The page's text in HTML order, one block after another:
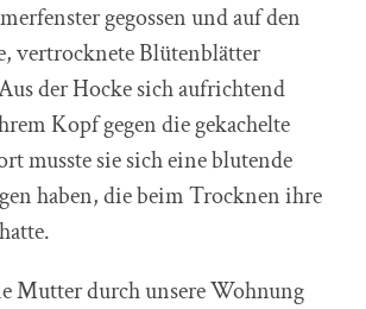
gegossen und auf den
vertrocknete Blütenblätter
der Hocke sich aufrichtend
Kopf gegen die gekachelte
musste sie sich eine blutende
haben, die beim Trocknen ihre
Mutter durch unsere Wohnung